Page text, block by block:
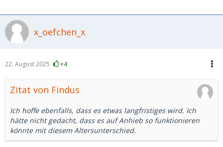
x_oefchen_x
22. August 2025 +4
Zitat von Findus
Ich hoffe ebenfalls, dass es etwas langfristiges wird. Ich
hätte nicht gedacht, dass es auf Anhieb so funktionieren
könnte mit diesem Altersunterschied.